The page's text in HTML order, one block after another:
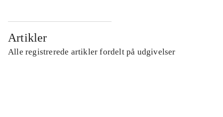
Artikler
Alle registrerede artikler fordelt på udgivelser